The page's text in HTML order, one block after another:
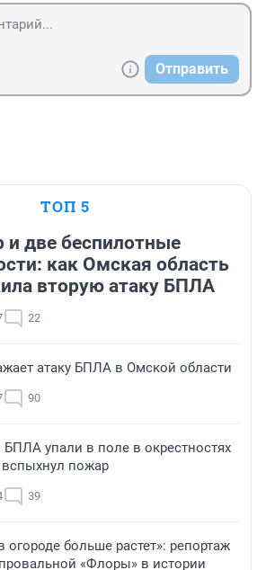
Отправить
ТОП 5
две беспилотные
как Омская область
вторую атаку БПЛА
22
атаку БПЛА в Омской области
90
упали в поле в окрестностях
пожар
39
огороде больше растет»: репортаж
«Флоры» в истории